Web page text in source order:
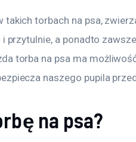
takich torbach na psa,
przytulnie, a ponadto
torba na psa ma
naszego pupila
na psa?